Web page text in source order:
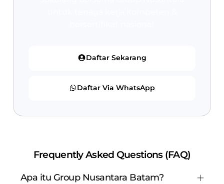
Daftar Sekarang
Daftar Via WhatsApp
Frequently Asked Questions (FAQ)
Apa itu Group Nusantara Batam?